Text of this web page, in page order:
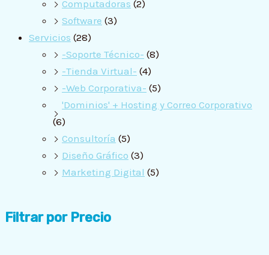
Computadoras (2)
Software (3)
Servicios (28)
-Soporte Técnico- (8)
-Tienda Virtual- (4)
-Web Corporativa- (5)
'Dominios' + Hosting y Correo Corporativo
(6)
Consultoría (5)
Diseño Gráfico (3)
Marketing Digital (5)
Filtrar por Precio